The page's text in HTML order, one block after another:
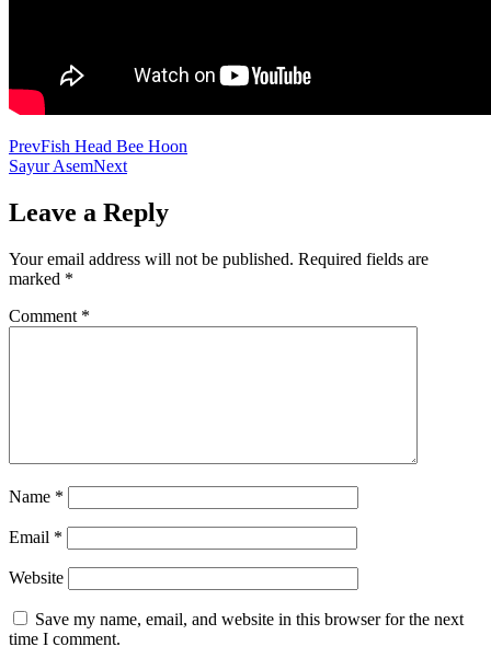
PrevFish Head Bee Hoon
Sayur AsemNext
Leave a Reply
Your email address will not be published. Required fields are
marked *
Comment *
Name *
Email *
Website
Save my name, email, and website in this browser for the next
time I comment.